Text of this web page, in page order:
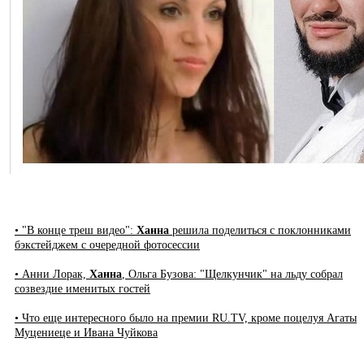
• "В конце треш видео": Ханна решила поделиться с поклонниками
бэкстейджем с очередной фотосессии
• Анни Лорак, Ханна , Ольга Бузова: "Щелкунчик" на льду собрал
созвездие именитых гостей
• Что еще интересного было на премии RU.TV, кроме поцелуя Агаты
Муцениеце и Ивана Чуйкова